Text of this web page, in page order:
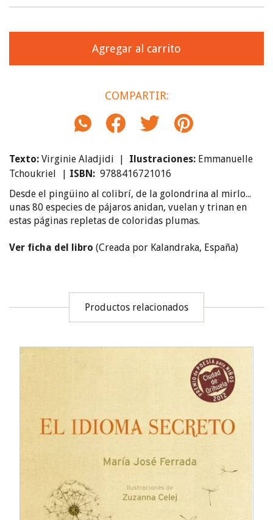
COMPARTIR:
Texto: Virginie Aladjidi | Ilustraciones: Emmanuelle
Tchoukriel
| ISBN: 9788416721016
Desde el pingüino al colibrí, de la golondrina al mirlo...
unas 80 especies de pájaros anidan, vuelan y trinan en
estas páginas repletas de coloridas plumas.
Ver ficha del libro (Creada por Kalandraka, España)
Productos relacionados